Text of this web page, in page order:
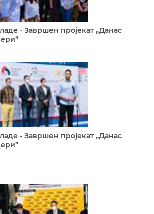
- Завршен пројекат „Данас
- Завршен пројекат „Данас